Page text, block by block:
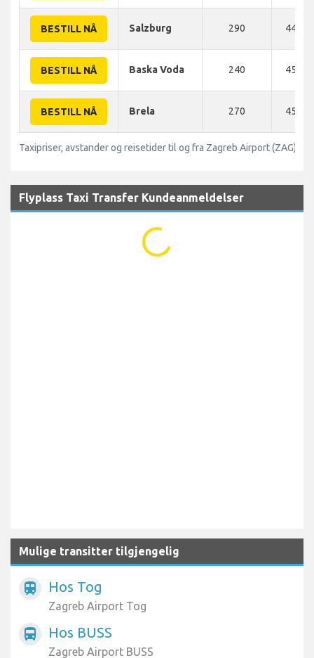
BESTILL NÅ Salzburg 290 440
BESTILL NÅ Baska Voda 240 450
BESTILL NÅ Brela 270 450
Taxipriser, avstander og reisetider til og fra Zagreb Airport (ZAG)
Flyplass Taxi Transfer Kundeanmeldelser
Mulige transitter tilgjengelig
train Hos Tog
Zagreb Airport Tog
directions_bus Hos BUSS
Zagreb Airport BUSS